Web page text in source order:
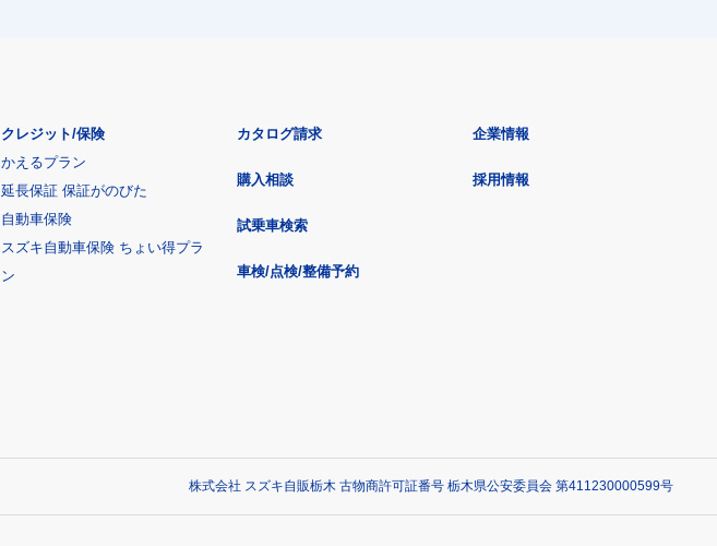
クレジット/保険
かえるプラン
延長保証 保証がのびた
自動車保険
スズキ自動車保険 ちょい得プラ
ン
カタログ請求
購入相談
試乗車検索
車検/点検/整備予約
企業情報
採用情報
株式会社 スズキ自販栃木 古物商許可証番号 栃木県公安委員会 第411230000599号